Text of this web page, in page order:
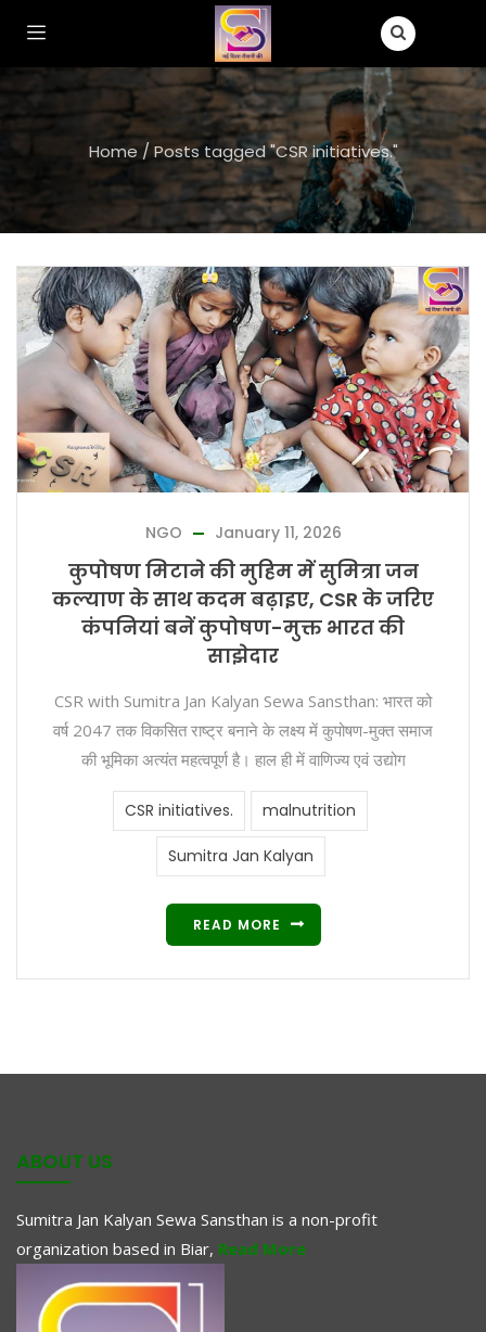
Home / Posts tagged "CSR initiatives."
NGO January 11, 2026
कुपोषण मिटाने की मुहिम में सुमित्रा जन
कल्याण के साथ कदम बढ़ाइए, CSR के जरिए
कंपनियां बनें कुपोषण-मुक्त भारत की
साझेदार
CSR with Sumitra Jan Kalyan Sewa Sansthan: भारत को
वर्ष 2047 तक विकसित राष्ट्र बनाने के लक्ष्य में कुपोषण-मुक्त समाज
की भूमिका अत्यंत महत्वपूर्ण है। हाल ही में वाणिज्य एवं उद्योग
CSR initiatives. malnutrition
Sumitra Jan Kalyan
READ MORE
ABOUT US
Sumitra Jan Kalyan Sewa Sansthan is a non-profit
organization based in Biar, Read More